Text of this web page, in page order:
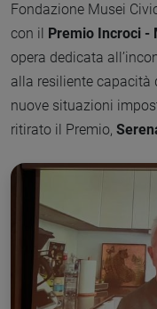
Fondazione Musei
con il Premio Incroci -
opera dedicata
alla resiliente capacità
nuove situazioni
ritirato il Premio,